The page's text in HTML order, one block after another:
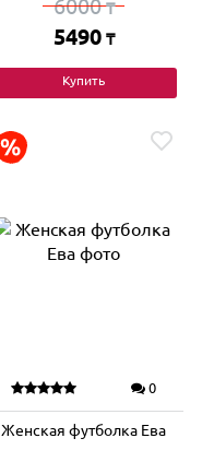
6000₸
5490 ₸
Купить
0
Женская футболка Ева